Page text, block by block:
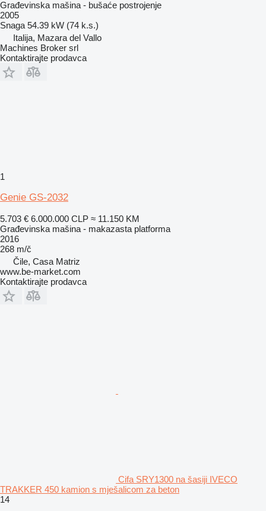
Građevinska mašina - bušaće postrojenje
2005
Snaga 54.39 kW (74 k.s.)
Italija, Mazara del Vallo
Machines Broker srl
Kontaktirajte prodavca
1
Genie GS-2032
5.703 € 6.000.000 CLP ≈ 11.150 KM
Građevinska mašina - makazasta platforma
2016
268 m/č
Čile, Casa Matriz
www.be-market.com
Kontaktirajte prodavca
Cifa SRY1300 na šasiji IVECO
TRAKKER 450 kamion s mješalicom za beton
14